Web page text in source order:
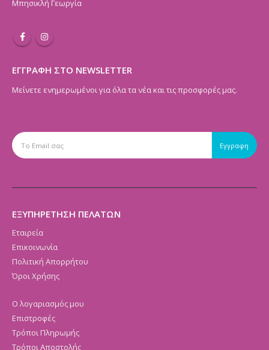
Μπησικλή Γεωργία
ΕΓΓΡΑΦΗ ΣΤΟ NEWSLETTER
Μείνετε ενημερωμένοι για όλα τα νέα και τις προσφορές μας.
ΕΞΥΠΗΡΕΤΗΣΗ ΠΕΛΑΤΩΝ
Εταιρεία
Επικοινωνία
Πολιτική Απορρήτου
Όροι Χρήσης
Ο λογαριασμός μου
Επιστροφές
Τρόποι Πληρωμής
Τρόποι Αποστολής